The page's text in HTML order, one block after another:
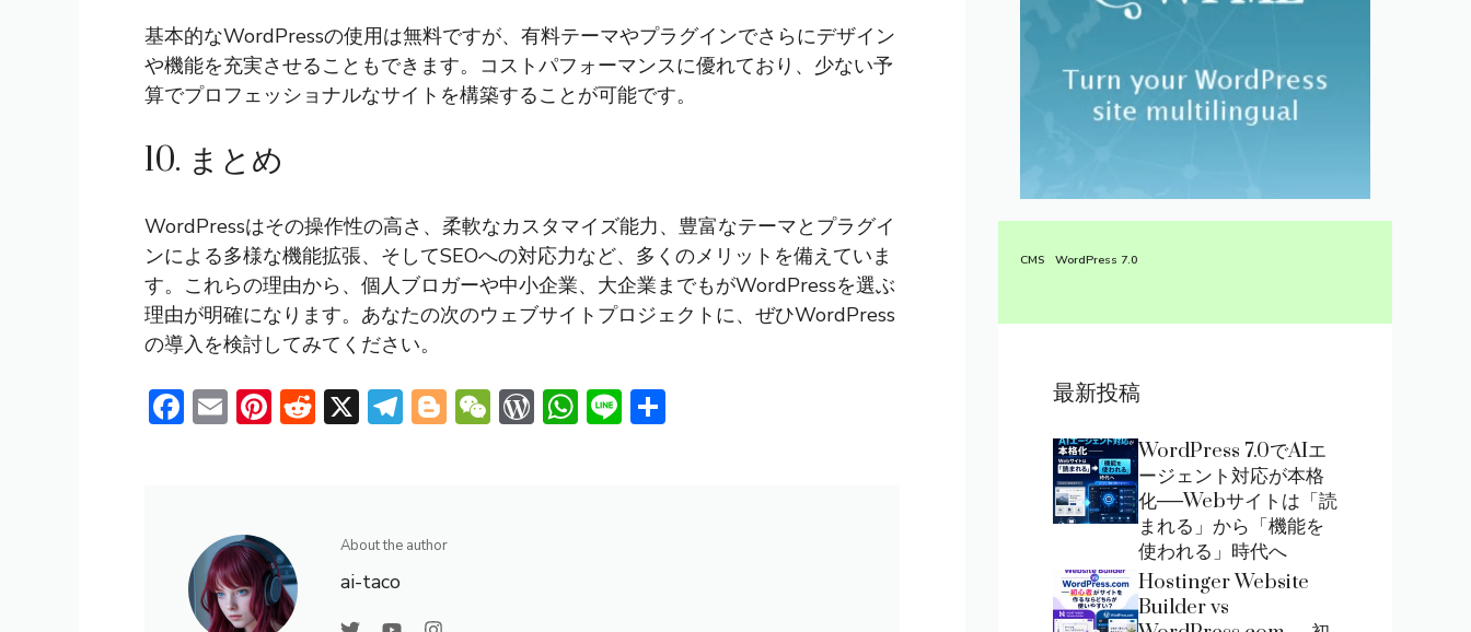
基本的なWordPressの使用は無料ですが、有料テーマやプラグインでさらにデザイン
や機能を充実させることもできます。コストパフォーマンスに優れており、少ない予
算でプロフェッショナルなサイトを構築することが可能です。
10. まとめ
WordPressはその操作性の高さ、柔軟なカスタマイズ能力、豊富なテーマとプラグイ
ンによる多様な機能拡張、そしてSEOへの対応力など、多くのメリットを備えていま
す。これらの理由から、個人ブロガーや中小企業、大企業までもがWordPressを選ぶ
理由が明確になります。あなたの次のウェブサイトプロジェクトに、ぜひWordPress
の導入を検討してみてください。
F
o
ok
E Pi
st
R X T
a
Bl
er
W W W Li
About the author
ai-taco
CMS WordPress 7.0
最新投稿
WordPress 7.0でAIエ
ージェント対応が本格
化──Webサイトは「読
まれる」から「機能を
使われる」時代へ
Hostinger Website
Builder vs